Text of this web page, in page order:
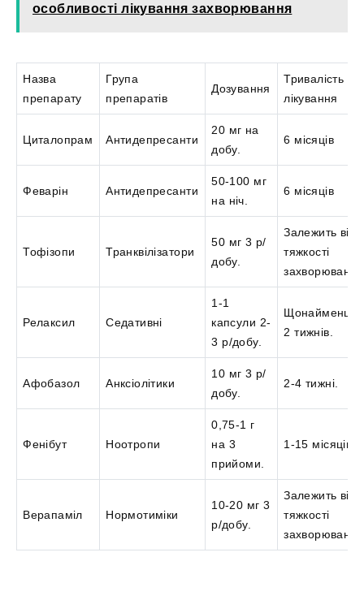
особливості лікування захворювання
Назва
препарату
Група
препаратів
Дозування
Тривалість
лікування
Циталопрам Антидепресанти
20 мг на
добу.
6 місяців
Феварін Антидепресанти
50-100 мг
на ніч.
6 місяців
Тофізопи Транквілізатори
50 мг 3 р/
добу.
Залежить від
тяжкості
Релаксил Седативні
1-1
капсули 2-
3 р/добу.
Щонайменше
2 тижнів.
Афобазол Анксіолітики
10 мг 3 р/
добу.
2-4 тижні.
Фенібут Ноотропи
0,75-1 г
на 3
прийоми.
1-15 місяців.
Верапаміл Нормотиміки
10-20 мг 3
р/добу.
Залежить від
тяжкості